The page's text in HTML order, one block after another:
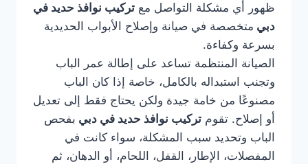
ظهور أي مشكلة التواصل مع تركيب نوافذ حديد في
دبي متخصصة في صيانة وإصلاح الأبواب الحديدية
بسرعة وكفاءة.
الصيانة المنتظمة تساعد على إطالة عمر الباب
وتجنب استبداله بالكامل، خاصة إذا كان الباب
مصنوعًا من خامة جيدة ولكن يحتاج فقط إلى تعديل
أو إصلاح. تقوم تركيب نوافذ حديد في دبي بفحص
الباب وتحديد سبب المشكلة، سواء كانت في
المفصلات، الإطار، القفل، اللحام، أو الدهان، ثم